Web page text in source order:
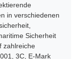
in verschiedenen
Sicherheit
zahlreiche
3C, E-Mark